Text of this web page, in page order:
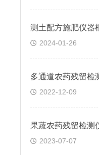
2024-01-26
多通道农药残留检
2022-12-09
2023-07-07